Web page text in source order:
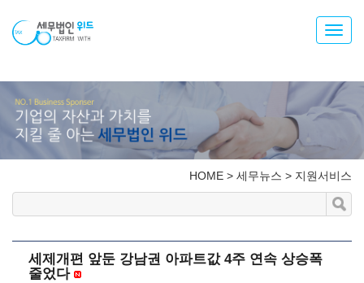
HOME > 세무뉴스 > 지원서비스
세제개편 앞둔 강남권 아파트값 4주 연속 상승폭
줄었다